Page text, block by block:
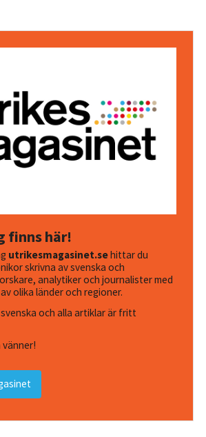
finns här!
utrikesmagasinet.sehittar du
skrivna av svenska och
analytiker och journalister med
olika länder och regioner.
och alla artiklar är fritt
vänner!